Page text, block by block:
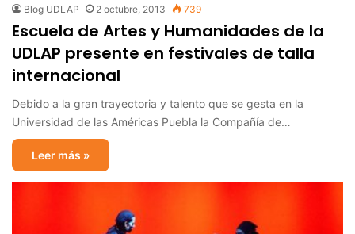
Blog UDLAP 2 octubre, 2013 739
Escuela de Artes y Humanidades de la
UDLAP presente en festivales de talla
internacional
Debido a la gran trayectoria y talento que se gesta en la
Universidad de las Américas Puebla la Compañía de…
Leer más »